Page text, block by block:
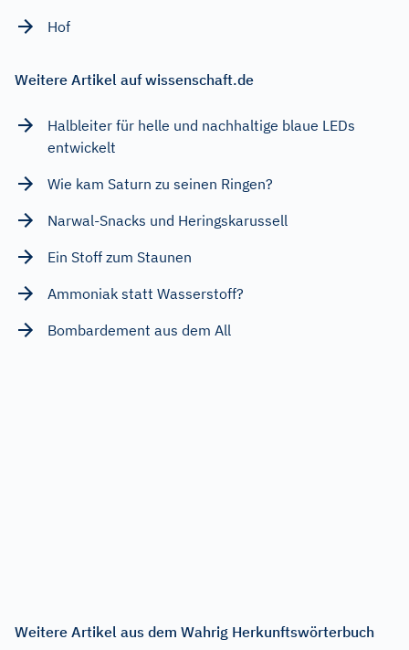
Hof
Weitere Artikel auf wissenschaft.de
Halbleiter für helle und nachhaltige blaue LEDs
entwickelt
Wie kam Saturn zu seinen Ringen?
Narwal-Snacks und Heringskarussell
Ein Stoff zum Staunen
Ammoniak statt Wasserstoff?
Bombardement aus dem All
Weitere Artikel aus dem Wahrig Herkunftswörterbuch